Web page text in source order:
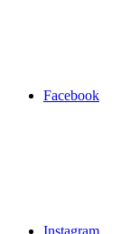
Facebook
Instagram